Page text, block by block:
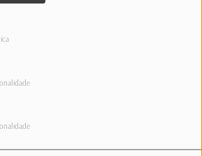
"VÁ AO CINEMA COM A LATINA"
julho na emissão da Brigada da Manhã, das 06h00